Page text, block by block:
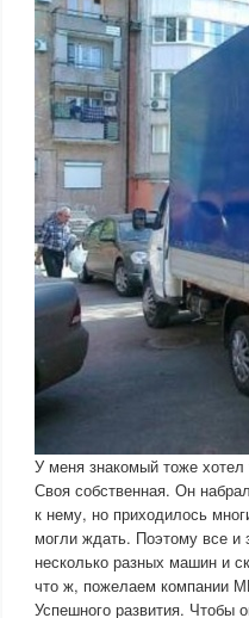
У меня знакомый тоже
Своя собственная. Он
к нему, но приходилось
могли ждать. Поэтому все
несколько разных машин и
что ж, пожелаем компании
Успешного развития. Чтобы